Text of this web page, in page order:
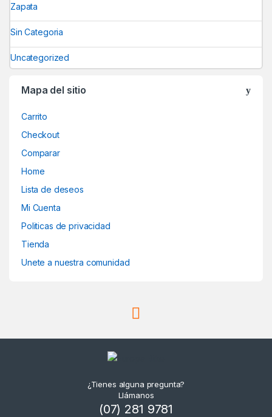
Zapata
Sin Categoria
Uncategorized
Mapa del sitio
Carrito
Checkout
Comparar
Home
Lista de deseos
Mi Cuenta
Politicas de privacidad
Tienda
Unete a nuestra comunidad
¿Tienes alguna pregunta?
Llámanos
(07) 281 9781